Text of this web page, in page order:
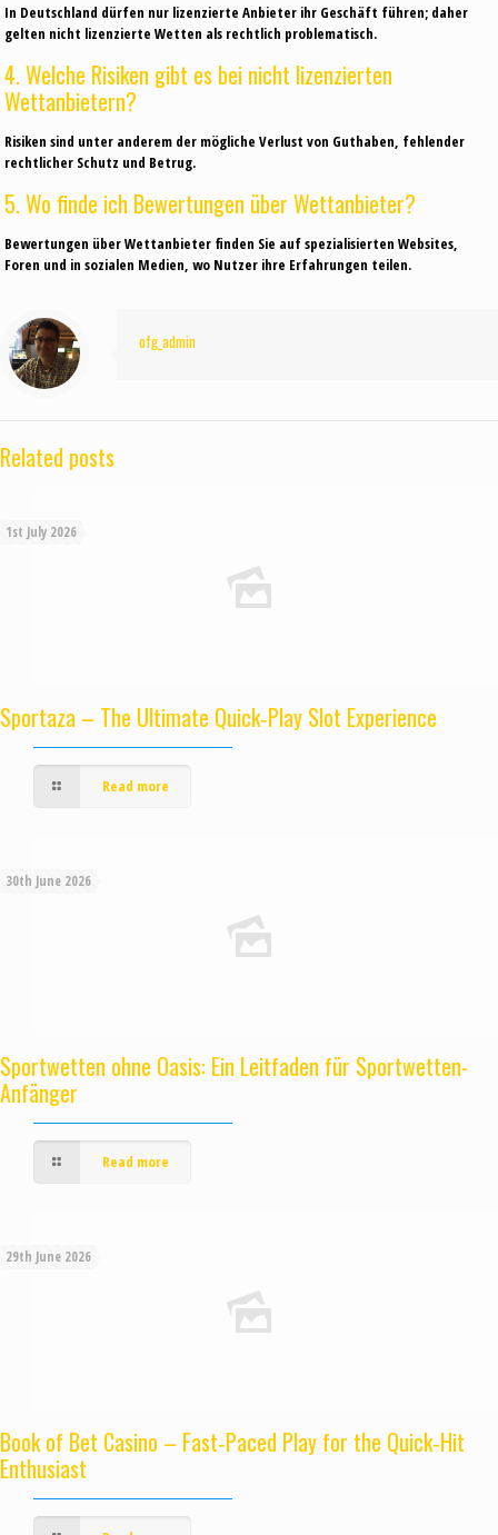
In Deutschland dürfen nur lizenzierte Anbieter ihr Geschäft führen; daher
gelten nicht lizenzierte Wetten als rechtlich problematisch.
4. Welche Risiken gibt es bei nicht lizenzierten
Wettanbietern?
Risiken sind unter anderem der mögliche Verlust von Guthaben, fehlender
rechtlicher Schutz und Betrug.
5. Wo finde ich Bewertungen über Wettanbieter?
Bewertungen über Wettanbieter finden Sie auf spezialisierten Websites,
Foren und in sozialen Medien, wo Nutzer ihre Erfahrungen teilen.
ofg_admin
Related posts
1st July 2026
Sportaza – The Ultimate Quick‑Play Slot Experience
Read more
30th June 2026
Sportwetten ohne Oasis: Ein Leitfaden für Sportwetten-
Anfänger
Read more
29th June 2026
Book of Bet Casino – Fast‑Paced Play for the Quick‑Hit
Enthusiast